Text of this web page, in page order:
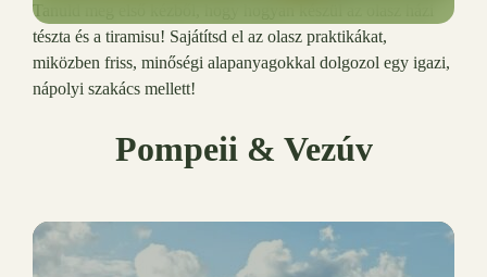
Tanuld meg első kézből, hogy hogyan készül az olasz házi
tészta és a tiramisu! Sajátítsd el az olasz praktikákat,
miközben friss, minőségi alapanyagokkal dolgozol egy igazi,
nápolyi szakács mellett!
Pompeii & Vezúv